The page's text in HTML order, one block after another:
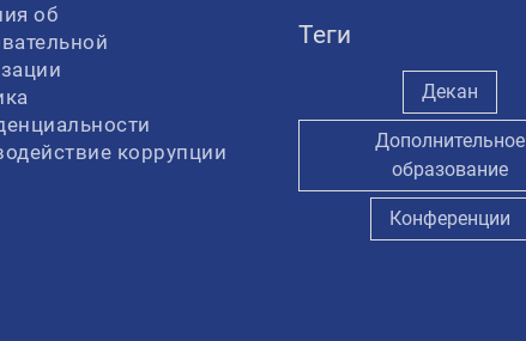
об
коррупции
Теги
Декан
Дополнительное
образование
Конференции